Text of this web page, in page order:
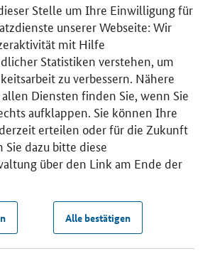
Stelle um Ihre Einwilligung für
unserer Webseite: Wir
mit Hilfe
Statistiken verstehen, um
zu verbessern. Nähere
Diensten finden Sie, wenn Sie
aufklappen. Sie können Ihre
erteilen oder für die Zukunft
dazu bitte diese
über den Link am Ende der
Alle bestätigen